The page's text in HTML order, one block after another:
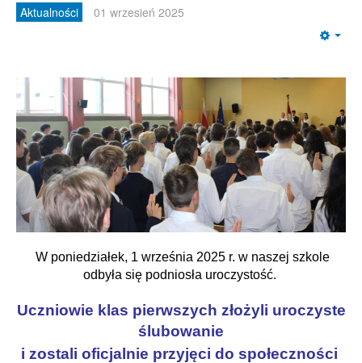
Aktualności 01 wrzesień 2025
W poniedziałek, 1 września 2025 r. w naszej szkole
odbyła się podniosła uroczystość.
Uczniowie klas pierwszych złożyli uroczyste
ślubowanie
i zostali oficjalnie przyjęci do społeczności